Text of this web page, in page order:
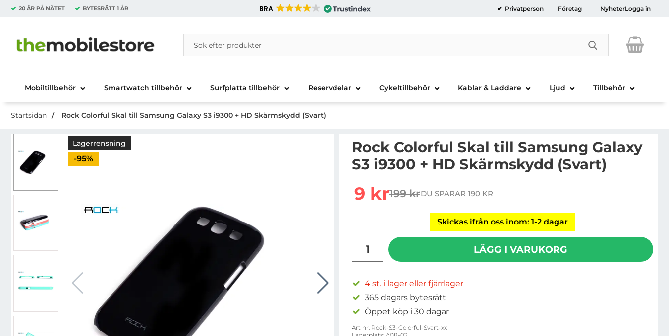
20 ÅR PÅ NÄTET BYTESRÄTT 1 ÅR BRA Privatperson Företag NyheterLogga in
Startsidan för Danira Telecom AB
Sök
Sök på Danira Telecom AB
Genomför
Mobiltillbehör Smartwatch tillbehör Surfplatta tillbehör Reservdelar Cykeltillbehör Kablar & Laddare Ljud Tillbehör
Startsidan Rock Colorful Skal till Samsung Galaxy S3 i9300 + HD Skärmskydd (Svart)
Lagerrensning
Priset är nedsatt med
-95%
Rock Colorful Skal till Samsung Galaxy
S3 i9300 + HD Skärmskydd (Svart)
rea pris
9 krtidigare pris
199 krDU SPARAR 190 KR
Skickas ifrån oss inom: 1-2 dagar
LÄGG I VARUKORG
4 st. i lager eller fjärrlager
365 dagars bytesrätt
Öppet köp i 30 dagar
Art nr: Rock-S3-Colorful-Svart-xx